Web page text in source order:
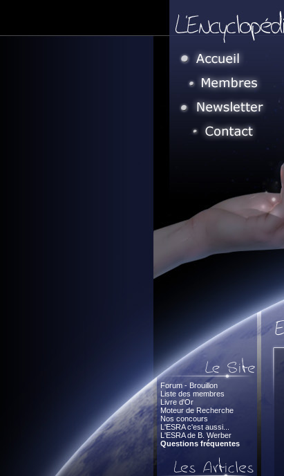
Forum - Brouillon
Liste des membres
Livre d'Or
Moteur de Recherche
Nos concours
L'ESRA c'est aussi...
L'ESRA de B. Werber
Questions fréquentes